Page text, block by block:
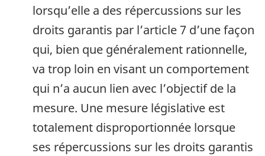
lorsqu’elle a des répercussions sur les
droits garantis par l’article 7 d’une façon
qui, bien que généralement rationnelle,
va trop loin en visant un comportement
qui n’a aucun lien avec l’objectif de la
mesure. Une mesure législative est
totalement disproportionnée lorsque
ses répercussions sur les droits garantis